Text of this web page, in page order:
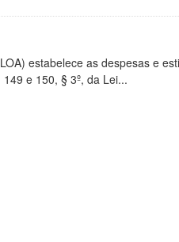
estabelece as despesas e
e 150, § 3º, da Lei...